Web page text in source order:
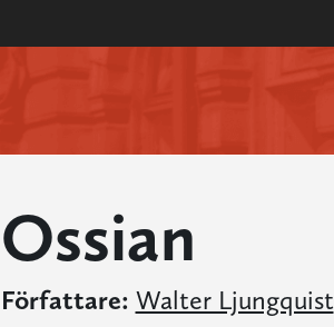
Ossian
Författare: Walter Ljungquist